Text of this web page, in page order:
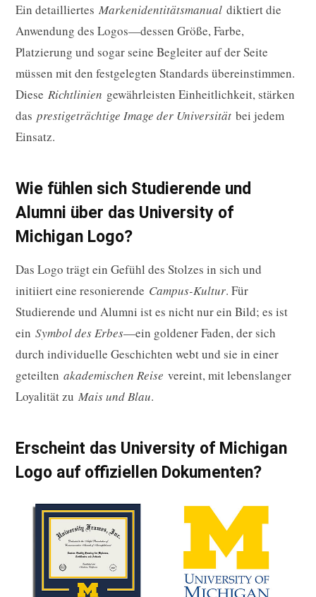
Ein detailliertes Markenidentitätsmanual diktiert die
Anwendung des Logos—dessen Größe, Farbe,
Platzierung und sogar seine Begleiter auf der Seite
müssen mit den festgelegten Standards übereinstimmen.
Diese Richtlinien gewährleisten Einheitlichkeit, stärken
das prestigeträchtige Image der Universität bei jedem
Einsatz.
Wie fühlen sich Studierende und
Alumni über das University of
Michigan Logo?
Das Logo trägt ein Gefühl des Stolzes in sich und
initiiert eine resonierende Campus-Kultur. Für
Studierende und Alumni ist es nicht nur ein Bild; es ist
ein Symbol des Erbes—ein goldener Faden, der sich
durch individuelle Geschichten webt und sie in einer
geteilten akademischen Reise vereint, mit lebenslanger
Loyalität zu Mais und Blau.
Erscheint das University of Michigan
Logo auf offiziellen Dokumenten?